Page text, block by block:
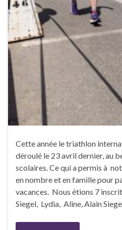
Cette année le triathlon
déroulé le 23 avril dernier, au
scolaires. Ce qui a permis à
en nombre et en famille pour
vacances. Nous étions 7
Siegel, Lydia, Aline, Alain